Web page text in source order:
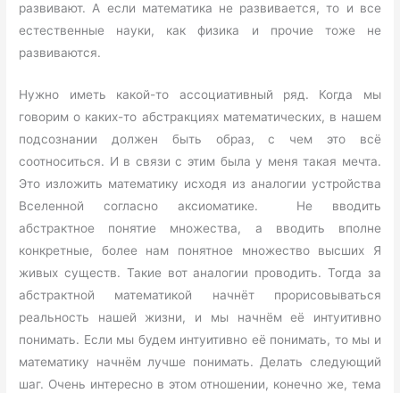
развивают. А если математика не развивается, то и все
естественные науки, как физика и прочие тоже не
развиваются.
Нужно иметь какой-то ассоциативный ряд. Когда мы
говорим о каких-то абстракциях математических, в нашем
подсознании должен быть образ, с чем это всё
соотноситься. И в связи с этим была у меня такая мечта.
Это изложить математику исходя из аналогии устройства
Вселенной согласно аксиоматике. Не вводить
абстрактное понятие множества, а вводить вполне
конкретные, более нам понятное множество высших Я
живых существ. Такие вот аналогии проводить. Тогда за
абстрактной математикой начнёт прорисовываться
реальность нашей жизни, и мы начнём её интуитивно
понимать. Если мы будем интуитивно её понимать, то мы и
математику начнём лучше понимать. Делать следующий
шаг. Очень интересно в этом отношении, конечно же, тема